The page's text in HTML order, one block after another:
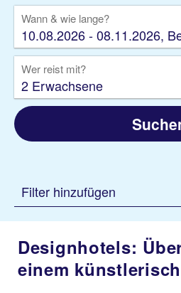
Wann & wie lange?
10.08.2026 - 08.11.2026,
Wer reist mit?
2 Erwachsene
Filter hinzufügen
Designhotels:
einem